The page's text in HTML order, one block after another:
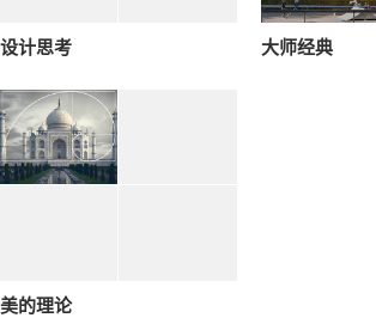
设计思考 大师经典
美的理论